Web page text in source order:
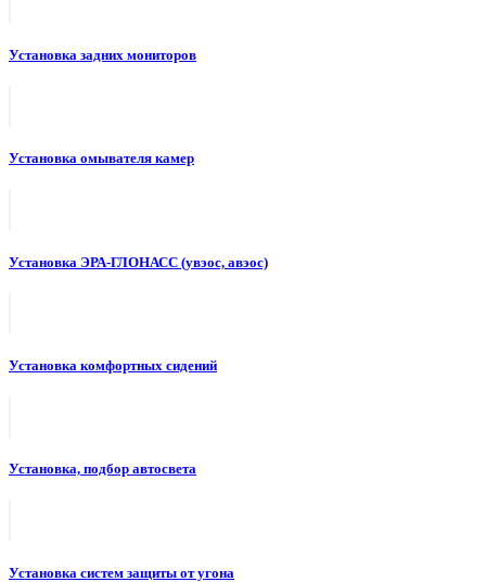
Установка задних мониторов
Установка омывателя камер
Установка ЭРА-ГЛОНАСС (увэос, авэос)
Установка комфортных сидений
Установка, подбор автосвета
Установка систем защиты от угона